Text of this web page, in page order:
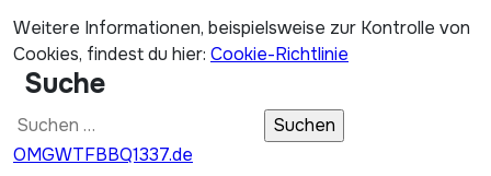
Weitere Informationen, beispielsweise zur Kontrolle von
Cookies, findest du hier: Cookie-Richtlinie
Suche
Suchen
nach:
OMGWTFBBQ1337.de